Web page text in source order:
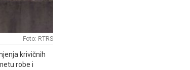
Foto: RTRS
krivičnih
robe i